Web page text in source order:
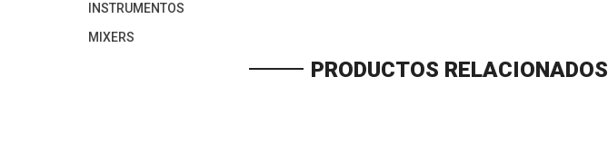
PRODUCTOS RELACIONADOS
INSTRUMENTOS
MIXERS